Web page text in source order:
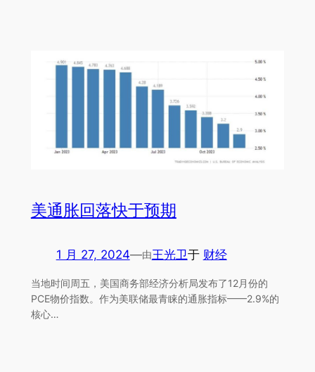
美通胀回落快于预期
1 月 27, 2024—由王光卫于 财经
当地时间周五，美国商务部经济分析局发布了12月份的
PCE物价指数。作为美联储最青睐的通胀指标——2.9%的
核心…